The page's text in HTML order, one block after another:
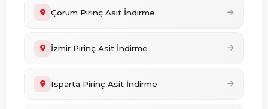
Çorum Pirinç Asit İndirme
İzmir Pirinç Asit İndirme
Isparta Pirinç Asit İndirme